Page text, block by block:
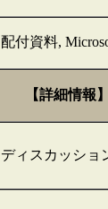
配付資料,
【詳細情報】
ディスカッショ